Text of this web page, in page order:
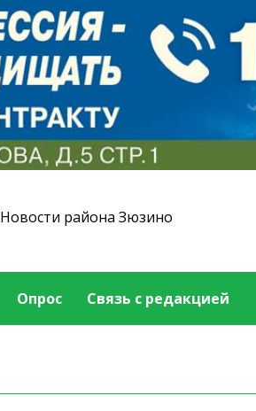
Новости района Зюзино
Опрос Связь с редакцией